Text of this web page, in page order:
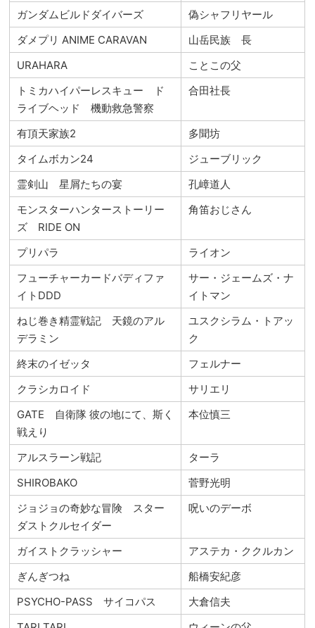
ガンダムビルドダイバーズ
偽シャフリヤール
ダメプリ ANIME CARAVAN
山岳民族 長
URAHARA
ことこの父
トミカハイパーレスキュー ド
ライブヘッド 機動救急警察
合田社長
有頂天家族2
多聞坊
タイムボカン24
ジューブリック
霊剣山 星屑たちの宴
孔嶂道人
モンスターハンターストーリー
ズ RIDE ON
角笛おじさん
プリパラ
ライオン
フューチャーカードバディファ
イトDDD
サー・ジェームズ・ナ
イトマン
ねじ巻き精霊戦記 天鏡のアル
デラミン
ユスクシラム・トアッ
ク
終末のイゼッタ
フェルナー
クラシカロイド
サリエリ
GATE 自衛隊 彼の地にて、斯く
戦えり
本位慎三
アルスラーン戦記
ターラ
SHIROBAKO
菅野光明
ジョジョの奇妙な冒険 スター
ダストクルセイダー
呪いのデーボ
ガイストクラッシャー
アステカ・ククルカン
ぎんぎつね
船橋安紀彦
PSYCHO-PASS サイコパス
大倉信夫